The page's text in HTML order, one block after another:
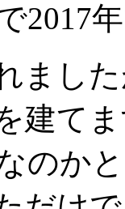
2017
まし
建て
のか